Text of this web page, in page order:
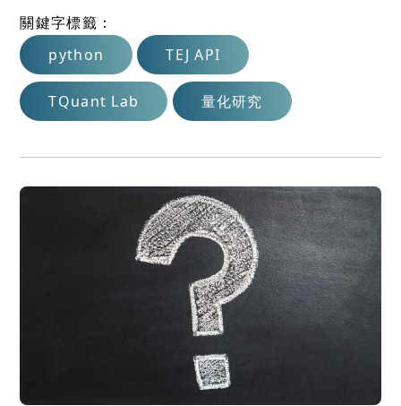
關鍵字標籤：
python
TEJ API
TQuant Lab 量化研究